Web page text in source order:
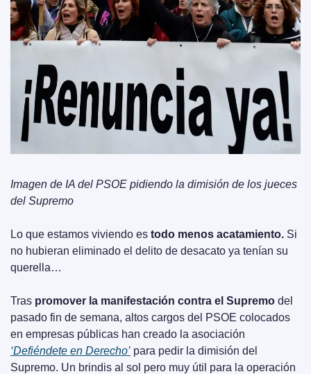
Imagen de IA del PSOE pidiendo la dimisión de los jueces
del Supremo
Lo que estamos viviendo es todo menos acatamiento. Si
no hubieran eliminado el delito de desacato ya tenían su
querella…
Tras promover la manifestación contra el Supremo del
pasado fin de semana, altos cargos del PSOE colocados
‘Defiéndete en Derecho’ para pedir la dimisión del
Supremo. Un brindis al sol pero muy útil para la operación